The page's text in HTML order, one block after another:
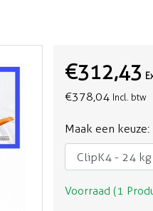
€312,43
€378,04 Incl. btw
Maak een keuze:
Voorraad (1